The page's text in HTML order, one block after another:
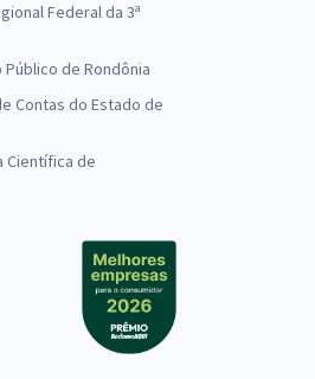
Federal da 3ª
Público de Rondônia
Contas do Estado de
Científica de